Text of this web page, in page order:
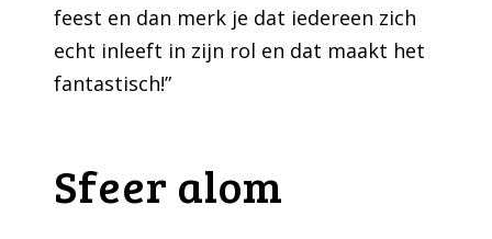
feest en dan merk je dat iedereen zich
echt inleeft in zijn rol en dat maakt het
fantastisch!”
Sfeer alom